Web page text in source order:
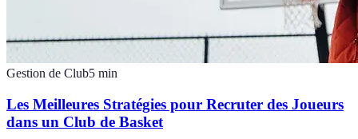
Gestion de Club5 min
Les Meilleures Stratégies pour Recruter des Joueurs
dans un Club de Basket